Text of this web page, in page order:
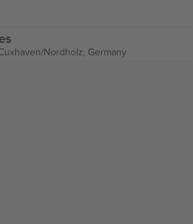
Nordholz, Germany